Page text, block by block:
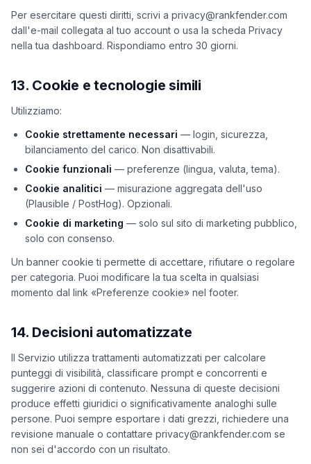
Per esercitare questi diritti, scrivi a privacy@rankfender.com
dall'e-mail collegata al tuo account o usa la scheda Privacy
nella tua dashboard. Rispondiamo entro 30 giorni.
13. Cookie e tecnologie simili
Utilizziamo:
Cookie strettamente necessari — login, sicurezza,
bilanciamento del carico. Non disattivabili.
Cookie funzionali — preferenze (lingua, valuta, tema).
Cookie analitici — misurazione aggregata dell'uso
(Plausible / PostHog). Opzionali.
Cookie di marketing — solo sul sito di marketing pubblico,
solo con consenso.
Un banner cookie ti permette di accettare, rifiutare o regolare
per categoria. Puoi modificare la tua scelta in qualsiasi
momento dal link «Preferenze cookie» nel footer.
14. Decisioni automatizzate
Il Servizio utilizza trattamenti automatizzati per calcolare
punteggi di visibilità, classificare prompt e concorrenti e
suggerire azioni di contenuto. Nessuna di queste decisioni
produce effetti giuridici o significativamente analoghi sulle
persone. Puoi sempre esportare i dati grezzi, richiedere una
revisione manuale o contattare privacy@rankfender.com se
non sei d'accordo con un risultato.